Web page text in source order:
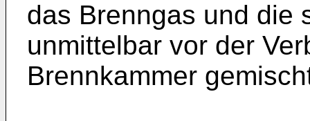
das Brenngas und die
unmittelbar vor der
Brennkammer